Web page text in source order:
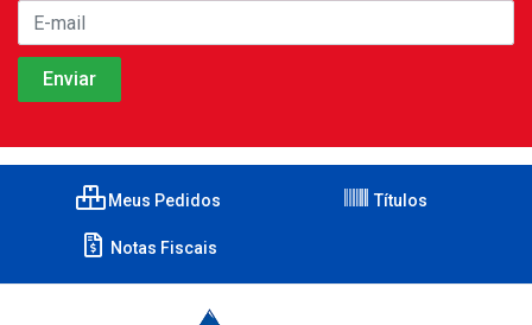
Meus Pedidos Títulos
Notas Fiscais